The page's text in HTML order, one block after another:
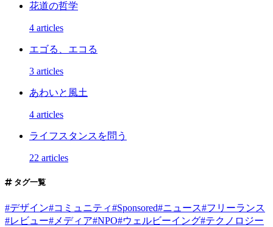
花道の哲学
4 articles
エゴる、エコる
3 articles
あわいと風土
4 articles
ライフスタンスを問う
22 articles
タグ一覧
#デザイン#コミュニティ#Sponsored#ニュース#フリーランス
#レビュー# メディア#NPO#ウェルビーイング#テクノロジー